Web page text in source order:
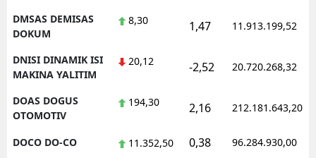
DMSAS DEMISAS
DOKUM
8,30 1,47 11.913.199,52
DNISI DINAMIK ISI
MAKINA YALITIM
20,12 -2,52 20.720.268,32
DOAS DOGUS
OTOMOTIV
194,30 2,16 212.181.643,20
DOCO DO-CO 11.352,50 0,38 96.284.930,00